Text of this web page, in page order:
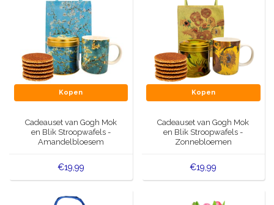
Kopen
Cadeauset van Gogh Mok
en Blik Stroopwafels -
Amandelbloesem
€19,99
Kopen
Cadeauset van Gogh Mok
en Blik Stroopwafels -
Zonnebloemen
€19,99